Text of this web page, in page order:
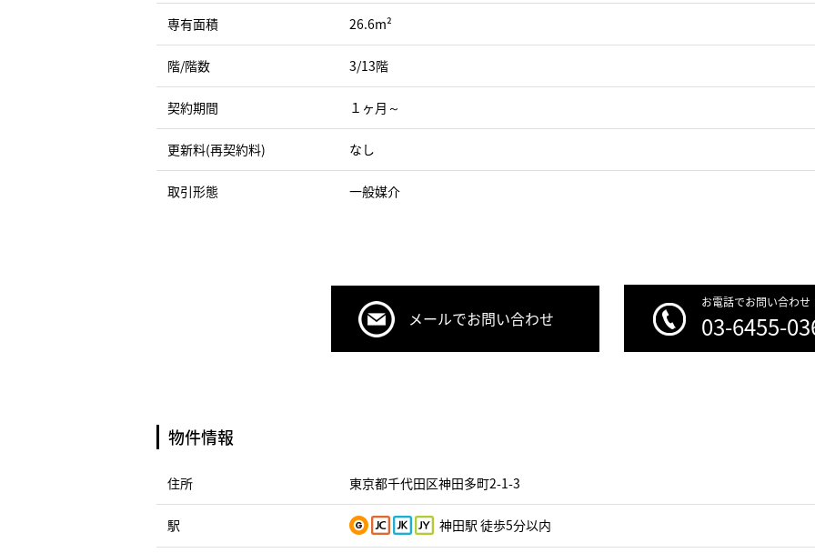
専有面積 26.6m²
階/階数 3/13階
契約期間 １ヶ月～
更新料(再契約料) なし
取引形態 一般媒介
メールでお問い合わせ
お電話でお問い合わせ
03-6455-
物件情報
住所 東京都千代田区神田多町2-1-3
駅 神田駅 徒歩5分以内